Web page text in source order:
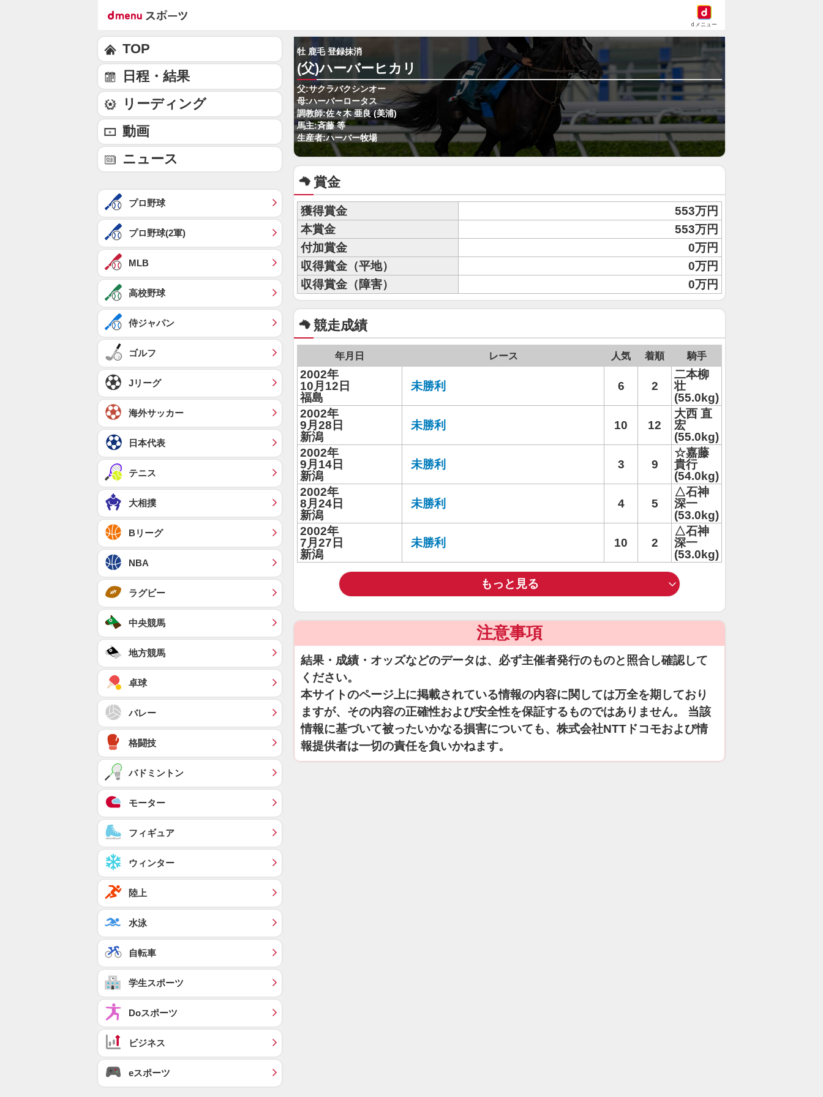
dメニュー
牡 鹿毛 登録抹消
(父)ハーバーヒカリ
父:サクラバクシンオー
母:ハーバーロータス
調教師:佐々木 亜良 (美浦)
馬主:斉藤 等
生産者:ハーバー牧場
賞金
獲得賞金
553万円
本賞金
553万円
付加賞金
0万円
収得賞金（平地）
0万円
収得賞金（障害）
0万円
競走成績
年月日 レース 人気 着順 騎手
2002年
10月12日
福島
未勝利 6 2
二本柳
壮
(55.0kg)
2002年
9月28日
新潟
未勝利 10 12
大西 直
宏
(55.0kg)
2002年
9月14日
新潟
未勝利 3 9
☆嘉藤
貴行
(54.0kg)
2002年
8月24日
新潟
未勝利 4 5
△石神
深一
(53.0kg)
2002年
7月27日
新潟
未勝利 10 2
△石神
深一
(53.0kg)
もっと見る
注意事項
結果・成績・オッズなどのデータは、必ず主催者発行のものと照合し確認して
ください。
本サイトのページ上に掲載されている情報の内容に関しては万全を期しており
ますが、その内容の正確性および安全性を保証するものではありません。 当該
情報に基づいて被ったいかなる損害についても、株式会社NTTドコモおよび情
報提供者は一切の責任を負いかねます。
TOP
日程・結果
リーディング
動画
ニュース
プロ野球
プロ野球(2軍)
MLB
高校野球
侍ジャパン
ゴルフ
Jリーグ
海外サッカー
日本代表
テニス
大相撲
Bリーグ
NBA
ラグビー
中央競馬
地方競馬
卓球
バレー
格闘技
バドミントン
モーター
フィギュア
ウィンター
陸上
水泳
自転車
学生スポーツ
Doスポーツ
ビジネス
eスポーツ